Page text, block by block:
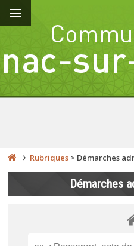
Rubriques > Démarches
Démarches